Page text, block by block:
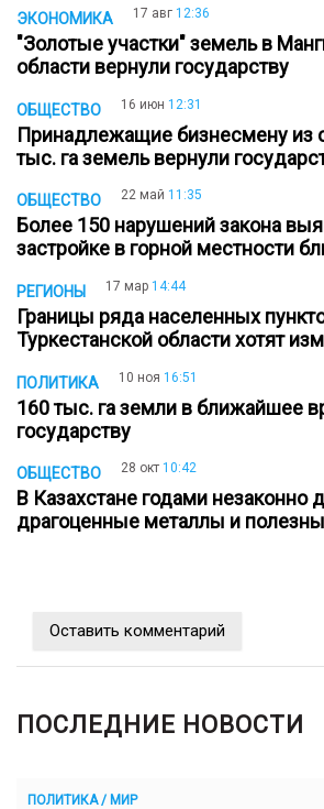
ЭКОНОМИКА 17 авг 12:36
"Золотые участки" земель в
области вернули государству
ОБЩЕСТВО 16 июн 12:31
Принадлежащие бизнесмену из
тыс. га земель вернули
ОБЩЕСТВО 22 май 11:35
Более 150 нарушений закона
застройке в горной местности
РЕГИОНЫ 17 мар 14:44
Границы ряда населенных
Туркестанской области хотят
ПОЛИТИКА 10 ноя 16:51
160 тыс. га земли в ближайшее
государству
ОБЩЕСТВО 28 окт 10:42
В Казахстане годами незаконно
драгоценные металлы и
Оставить комментарий
ПОСЛЕДНИЕ НОВОСТИ
ПОЛИТИКА / МИР